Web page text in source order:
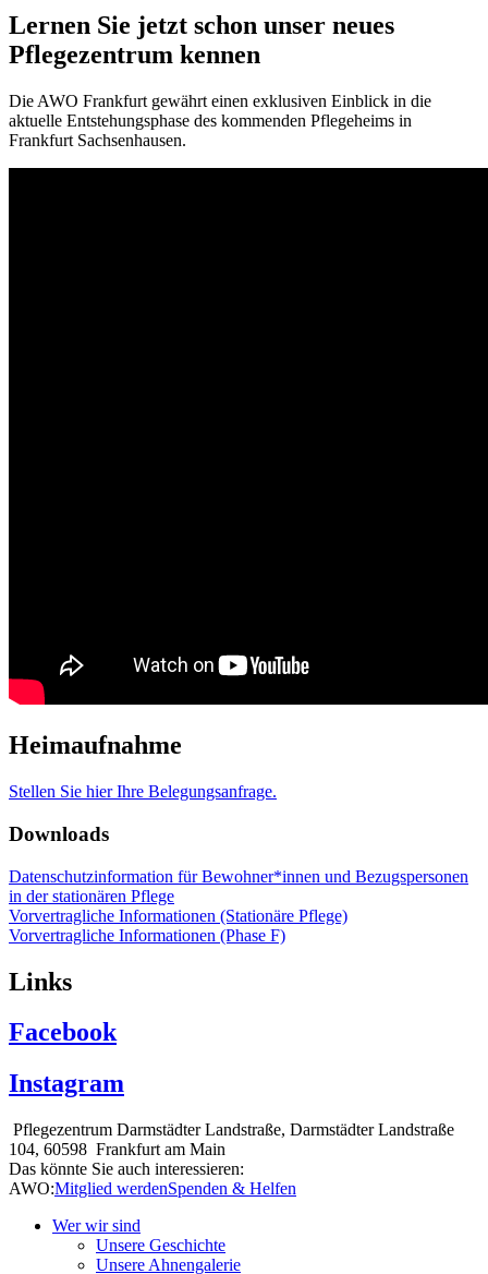
Lernen Sie jetzt schon unser neues
Pflegezentrum kennen
Die AWO Frankfurt gewährt einen exklusiven Einblick in die
aktuelle Entstehungsphase des kommenden Pflegeheims in
Frankfurt Sachsenhausen.
Heimaufnahme
Stellen Sie hier Ihre Belegungsanfrage.
Downloads
Datenschutzinformation für Bewohner*innen und Bezugspersonen
in der stationären Pflege
Vorvertragliche Informationen (Stationäre Pflege)
Vorvertragliche Informationen (Phase F)
Links
Facebook
Instagram
Pflegezentrum Darmstädter Landstraße, Darmstädter Landstraße
104, 60598 Frankfurt am Main
Das könnte Sie auch interessieren:
AWO:Mitglied werdenSpenden & Helfen
Wer wir sind
Unsere Geschichte
Unsere Ahnengalerie